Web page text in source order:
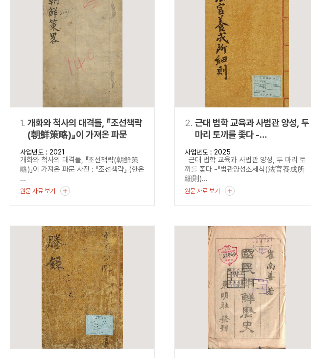
검색 연산자 사용안내
연산자 설명
AND 정조 AND 정약용
“정조”와 “정약용”이 동시에 포함된 자료를 검
OR “정조” 또는 “정약용”이 포함된 자료를 검색
“정조”가 나온 후 “정약용”이 나오지 않는 자
동시에 여러 개의 연산자를 사용할 수 있습니다.
1. 개화와 척사의 대격돌, 『조선책략
(朝鮮策略)』이 가져온 파문
사업년도 : 2021
개화와 척사의 대격돌, 『조선책략(朝鮮策
略)』이 가져온 파문 사진 : 『조선책략』 (한은
...
원문 자료 보기
2. 근대 법학 교육과 사법관 양성, 두
마리 토끼를 좇다 -
『법관양성소세칙
(法官養成所細則)』을 통해 본
법관양성소 운영과 현실
사업년도 : 2025
근대 법학 교육과 사법관 양성, 두 마리 토
끼를 좇다 -『법관양성소세칙(法官養成所
細則)...
원문 자료 보기